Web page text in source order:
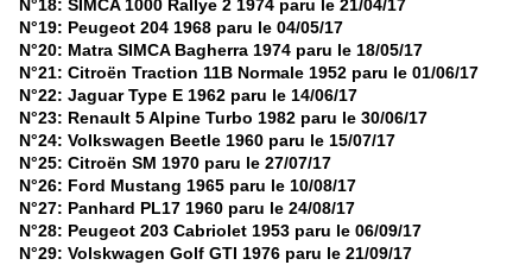
N°18: SIMCA 1000 Rallye 2 1974 paru le 21/04/17
N°19: Peugeot 204 1968 paru le 04/05/17
N°20: Matra SIMCA Bagherra 1974 paru le 18/05/17
N°21: Citroën Traction 11B Normale 1952 paru le 01/06/17
N°22: Jaguar Type E 1962 paru le 14/06/17
N°23: Renault 5 Alpine Turbo 1982 paru le 30/06/17
N°24: Volkswagen Beetle 1960 paru le 15/07/17
N°25: Citroën SM 1970 paru le 27/07/17
N°26: Ford Mustang 1965 paru le 10/08/17
N°27: Panhard PL17 1960 paru le 24/08/17
N°28: Peugeot 203 Cabriolet 1953 paru le 06/09/17
N°29: Volskwagen Golf GTI 1976 paru le 21/09/17